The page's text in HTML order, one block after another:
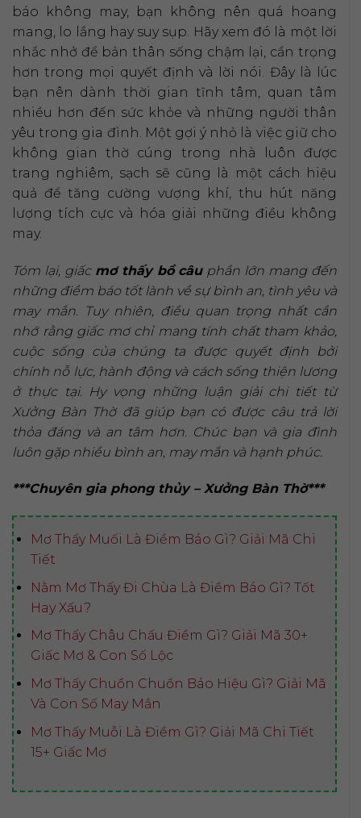
báo không may, bạn không nên quá hoang
mang, lo lắng hay suy sụp. Hãy xem đó là một lời
nhắc nhở để bản thân sống chậm lại, cẩn trọng
hơn trong mọi quyết định và lời nói. Đây là lúc
bạn nên dành thời gian tĩnh tâm, quan tâm
nhiều hơn đến sức khỏe và những người thân
yêu trong gia đình. Một gợi ý nhỏ là việc giữ cho
không gian thờ cúng trong nhà luôn được
trang nghiêm, sạch sẽ cũng là một cách hiệu
quả để tăng cường vượng khí, thu hút năng
lượng tích cực và hóa giải những điều không
may.
Tóm lại, giấc mơ thấy bồ câuphần lớn mang đến
những điềm báo tốt lành về sự bình an, tình yêu và
may mắn. Tuy nhiên, điều quan trọng nhất cần
nhớ rằng giấc mơ chỉ mang tính chất tham khảo,
cuộc sống của chúng ta được quyết định bởi
chính nỗ lực, hành động và cách sống thiện lương
ở thực tại. Hy vọng những luận giải chi tiết từ
Xưởng Bàn Thờ đã giúp bạn có được câu trả lời
thỏa đáng và an tâm hơn. Chúc bạn và gia đình
luôn gặp nhiều bình an, may mắn và hạnh phúc.
***Chuyên gia phong thủy – Xưởng Bàn Thờ***
Mơ Thấy Muối Là Điềm Báo Gì? Giải Mã Chi
Tiết
Nằm Mơ Thấy Đi Chùa Là Điềm Báo Gì? Tốt
Hay Xấu?
Mơ Thấy Châu Chấu Điềm Gì? Giải Mã 30+
Giấc Mơ & Con Số Lộc
Mơ Thấy Chuồn Chuồn Báo Hiệu Gì? Giải Mã
Và Con Số May Mắn
Mơ Thấy Muỗi Là Điềm Gì? Giải Mã Chi Tiết
15+ Giấc Mơ